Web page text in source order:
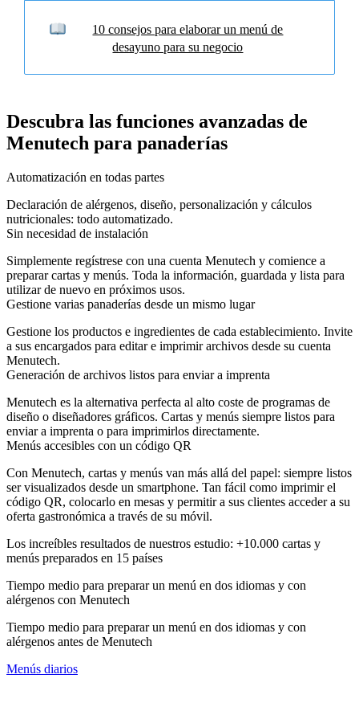
10 consejos para elaborar un menú de
desayuno para su negocio
Descubra las funciones avanzadas de
Menutech para panaderías
Automatización en todas partes
Declaración de alérgenos, diseño, personalización y cálculos
nutricionales: todo automatizado.
Sin necesidad de instalación
Simplemente regístrese con una cuenta Menutech y comience a
preparar cartas y menús. Toda la información, guardada y lista para
utilizar de nuevo en próximos usos.
Gestione varias panaderías desde un mismo lugar
Gestione los productos e ingredientes de cada establecimiento. Invite
a sus encargados para editar e imprimir archivos desde su cuenta
Menutech.
Generación de archivos listos para enviar a imprenta
Menutech es la alternativa perfecta al alto coste de programas de
diseño o diseñadores gráficos. Cartas y menús siempre listos para
enviar a imprenta o para imprimirlos directamente.
Menús accesibles con un código QR
Con Menutech, cartas y menús van más allá del papel: siempre listos
ser visualizados desde un smartphone. Tan fácil como imprimir el
código QR, colocarlo en mesas y permitir a sus clientes acceder a su
oferta gastronómica a través de su móvil.
Los increíbles resultados de nuestros estudio: +10.000 cartas y
menús preparados en 15 países
Tiempo medio para preparar un menú en dos idiomas y con
alérgenos con Menutech
Tiempo medio para preparar un menú en dos idiomas y con
alérgenos antes de Menutech
Menús diarios